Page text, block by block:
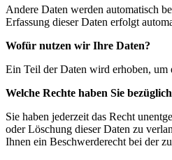
Andere Daten werden automatisch
Erfassung dieser Daten erfolgt
Wofür nutzen wir Ihre Daten?
Ein Teil der Daten wird erhoben, um
Welche Rechte haben Sie
Sie haben jederzeit das Recht
oder Löschung dieser Daten zu
Ihnen ein Beschwerderecht bei der